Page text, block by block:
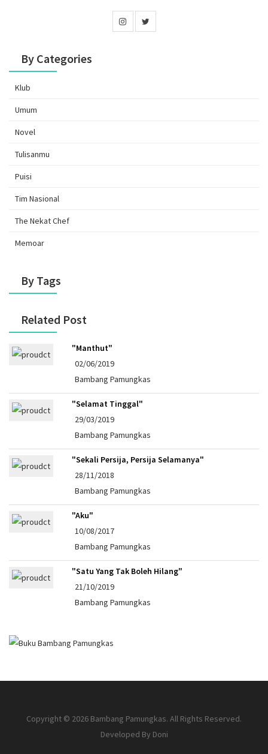
By Categories
Klub
Umum
Novel
Tulisanmu
Puisi
Tim Nasional
The Nekat Chef
Memoar
By Tags
Related Post
"Manthut"
02/06/2019
Bambang Pamungkas
"Selamat Tinggal"
29/03/2019
Bambang Pamungkas
"Sekali Persija, Persija Selamanya"
28/11/2018
Bambang Pamungkas
"Aku"
10/08/2017
Bambang Pamungkas
"Satu Yang Tak Boleh Hilang"
21/10/2019
Bambang Pamungkas
Copyright © 2026 Bambang Pamungkas. All Rights Reserved.
Developed By Doni